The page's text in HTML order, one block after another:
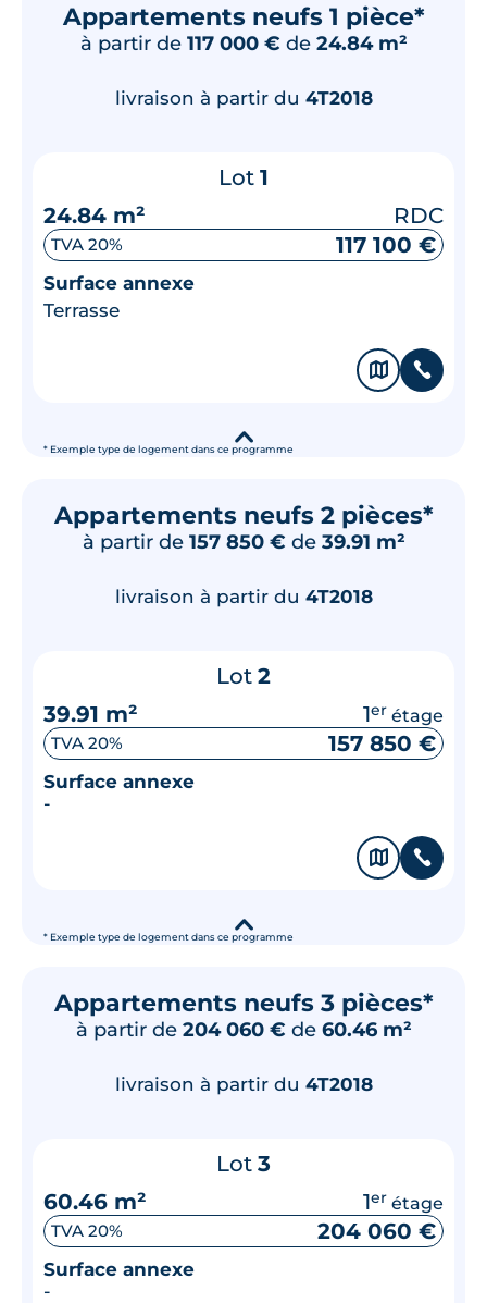
Appartements neufs 1 pièce*
à partir de 117 000 € de 24.84 m²
* Exemple type de logement dans ce programme
livraison à partir du 4T2018
Lot 1
24.84 m²
RDC
TVA 20% 117 100 €
Surface annexe
Terrasse
🗞 📞
▾
Appartements neufs 2 pièces*
à partir de 157 850 € de 39.91 m²
* Exemple type de logement dans ce programme
livraison à partir du 4T2018
Lot 2
39.91 m²
1er étage
TVA 20% 157 850 €
Surface annexe
-
🗞 📞
▾
Appartements neufs 3 pièces*
à partir de 204 060 € de 60.46 m²
livraison à partir du 4T2018
Lot 3
60.46 m²
1er étage
TVA 20% 204 060 €
Surface annexe
-